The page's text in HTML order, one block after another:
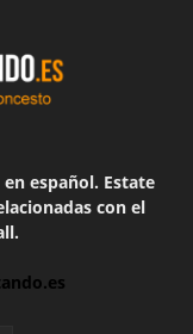
español. Estate
con el